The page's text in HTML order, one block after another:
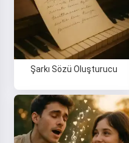
Şarkı Sözü Oluşturucu